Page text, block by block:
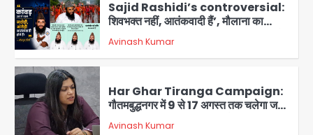
Har Ghar Tiranga Campaign:
गौतमबुद्धनगर में 9 से 17 अगस्त तक चलेगा जन-
Avinash Kumar
एंटी-बर्गलरी सेल की बड़ी कामयाबी, चोरी के
माल की खरीद-फरोख्त करने वाले गिरोह का